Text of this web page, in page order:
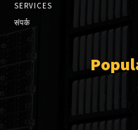
SERVICES
संपर्क